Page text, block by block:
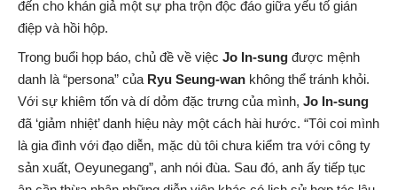
đến cho khán giả một sự pha trộn độc đáo giữa yếu tố gián
điệp và hồi hộp.
Trong buổi họp báo, chủ đề về việc Jo In-sung được mệnh
danh là “persona” của Ryu Seung-wan không thể tránh khỏi.
Với sự khiêm tốn và dí dỏm đặc trưng của mình, Jo In-sung
đã ‘giảm nhiệt’ danh hiệu này một cách hài hước. “Tôi coi mình
là gia đình với đạo diễn, mặc dù tôi chưa kiểm tra với công ty
sản xuất, Oeyunegang”, anh nói đùa. Sau đó, anh ấy tiếp tục